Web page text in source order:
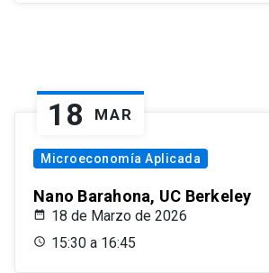
18 MAR
Microeconomía Aplicada
Nano Barahona, UC Berkeley
18 de Marzo de 2026
15:30 a 16:45